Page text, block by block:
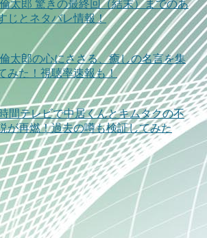
倫太郎 驚きの最終回（結末）までのあ
じとネタバレ情報！
倫太郎の心にささる、癒しの名言を集
みた！視聴率速報も！
間テレビで中居くんとキムタクの不
が再燃！過去の噂も検証してみた